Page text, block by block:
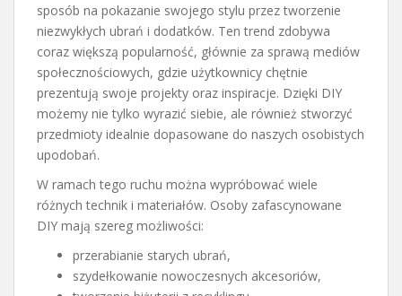
sposób na pokazanie swojego stylu przez tworzenie
niezwykłych ubrań i dodatków. Ten trend zdobywa
coraz większą popularność, głównie za sprawą mediów
społecznościowych, gdzie użytkownicy chętnie
prezentują swoje projekty oraz inspiracje. Dzięki DIY
możemy nie tylko wyrazić siebie, ale również stworzyć
przedmioty idealnie dopasowane do naszych osobistych
upodobań.
W ramach tego ruchu można wypróbować wiele
różnych technik i materiałów. Osoby zafascynowane
DIY mają szereg możliwości:
przerabianie starych ubrań,
szydełkowanie nowoczesnych akcesoriów,